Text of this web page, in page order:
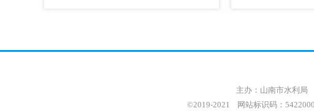
主办：山南市水利局
©2019-2021 网站标识码：